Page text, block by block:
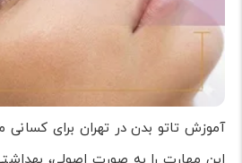
آموزش تاتو بدن در تهران برای